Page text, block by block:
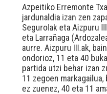
Azpeitiko Erremonte
jardunaldia izan zen
Segurolak eta Aizpuru
eta Larrañaga
aurre. Aizpuru III.ak,
ondorioz, 11 eta 40
partida utzi behar izan
11 zegoen
ez zuenez, 40 eta 11